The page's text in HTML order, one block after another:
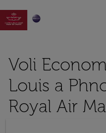

Voli
Louis a
Royal Air